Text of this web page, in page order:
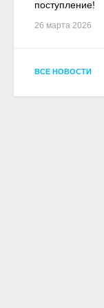
поступление!
26 марта 2026
ВСЕ НОВОСТИ